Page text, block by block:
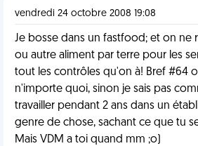
vendredi 24 octobre 2008 19:08
Je bosse dans un fastfood; et on ne
ou autre aliment par terre pour les
tout les contrôles qu'on à! Bref #64
n'importe quoi, sinon je sais pas
travailler pendant 2 ans dans un
genre de chose, sachant ce que tu
Mais VDM a toi quand mm ;o)